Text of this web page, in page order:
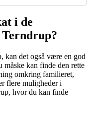
i de
kan det også være en god
kan finde den rette
omkring familieret,
flere muligheder i
hvor du kan finde